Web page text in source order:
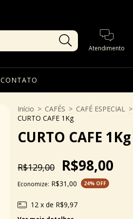
Atendimento
CONTATO
Início > CAFÉS > CAFÉ ESPECIAL >
CURTO CAFE 1Kg
CURTO CAFE 1Kg
R$129,00 R$98,00
Economize: R$31,00 24% OFF
12 x de R$9,97